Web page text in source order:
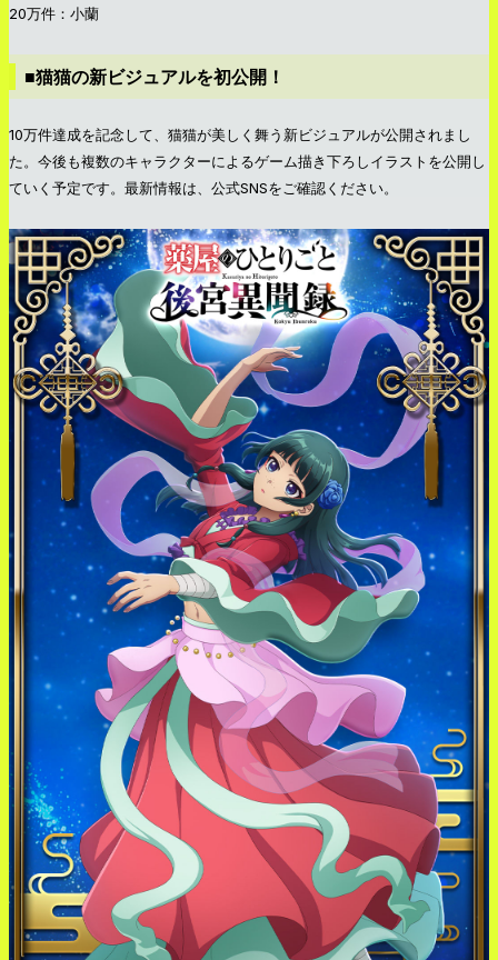
20万件：小蘭
■猫猫の新ビジュアルを初公開！
10万件達成を記念して、猫猫が美しく舞う新ビジュアルが公開されまし
た。今後も複数のキャラクターによるゲーム描き下ろしイラストを公開し
ていく予定です。最新情報は、公式SNSをご確認ください。